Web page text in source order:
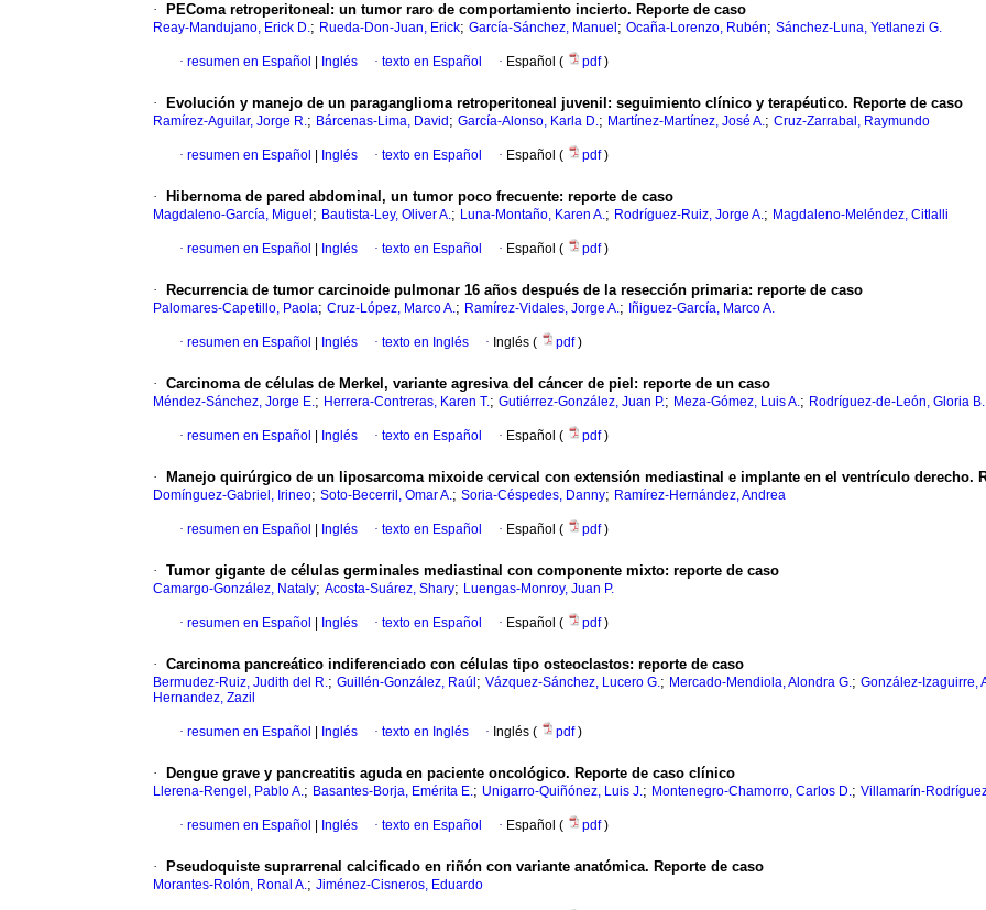
· PEComa retroperitoneal: un tumor raro de comportamiento incierto. Reporte de caso
Reay-Mandujano, Erick D.; Rueda-Don-Juan, Erick; García-Sánchez, Manuel ; Ocaña-Lorenzo, Rubén; Sánchez-Luna, Yetlanezi G.
· resumen en Español Inglés · texto en Español · Español ( pdf)
· Evolución y manejo de un paraganglioma retroperitoneal juvenil: seguimiento clínico y terapéutico. Reporte de caso
Ramírez-Aguilar, Jorge R.; Bárcenas-Lima, David ; García-Alonso, Karla D.; Martínez-Martínez, José A.; Cruz-Zarrabal, Raymundo
· resumen en Español Inglés · texto en Español · Español ( pdf)
· Hibernoma de pared abdominal, un tumor poco frecuente: reporte de caso
Magdaleno-García, Miguel ; Bautista-Ley, Oliver A.; Luna-Montaño, Karen A.; Rodríguez-Ruiz, Jorge A.; Magdaleno-Meléndez, Citlalli
· resumen en Español Inglés · texto en Español · Español ( pdf)
· Recurrencia de tumor carcinoide pulmonar 16 años después de la resección primaria: reporte de caso
Palomares-Capetillo, Paola; Cruz-López, Marco A.; Ramírez-Vidales, Jorge A.; Iñiguez-García, Marco A.
· resumen en Español Inglés · texto en Inglés · Inglés ( pdf)
· Carcinoma de células de Merkel, variante agresiva del cáncer de piel: reporte de un caso
Méndez-Sánchez, Jorge E.; Herrera-Contreras, Karen T.; Gutiérrez-González, Juan P.; Meza-Gómez, Luis A.; Rodríguez-de-León, Gloria B.
· resumen en Español Inglés · texto en Español · Español ( pdf)
· Manejo quirúrgico de un liposarcoma mixoide cervical con extensión mediastinal e implante en el ventrículo derecho.
Domínguez-Gabriel, Irineo; Soto-Becerril, Omar A.; Soria-Céspedes, Danny; Ramírez-Hernández, Andrea
· resumen en Español Inglés · texto en Español · Español ( pdf)
· Tumor gigante de células germinales mediastinal con componente mixto: reporte de caso
Camargo-González, Nataly; Acosta-Suárez, Shary; Luengas-Monroy, Juan P.
· resumen en Español Inglés · texto en Español · Español ( pdf)
· Carcinoma pancreático indiferenciado con células tipo osteoclastos: reporte de caso
Bermudez-Ruiz, Judith del R.; Guillén-González, Raúl ; Vázquez-Sánchez, Lucero G.; Mercado-Mendiola, Alondra G.; González-Izaguirre,
Hernandez, Zazil
· resumen en Español Inglés · texto en Inglés · Inglés ( pdf)
· Dengue grave y pancreatitis aguda en paciente oncológico. Reporte de caso clínico
Llerena-Rengel, Pablo A.; Basantes-Borja, Emérita E.; Unigarro-Quiñónez, Luis J.; Montenegro-Chamorro, Carlos D.; Villamarín-
· resumen en Español Inglés · texto en Español · Español ( pdf)
· Pseudoquiste suprarrenal calcificado en riñón con variante anatómica. Reporte de caso
Morantes-Rolón, Ronal A.; Jiménez-Cisneros, Eduardo